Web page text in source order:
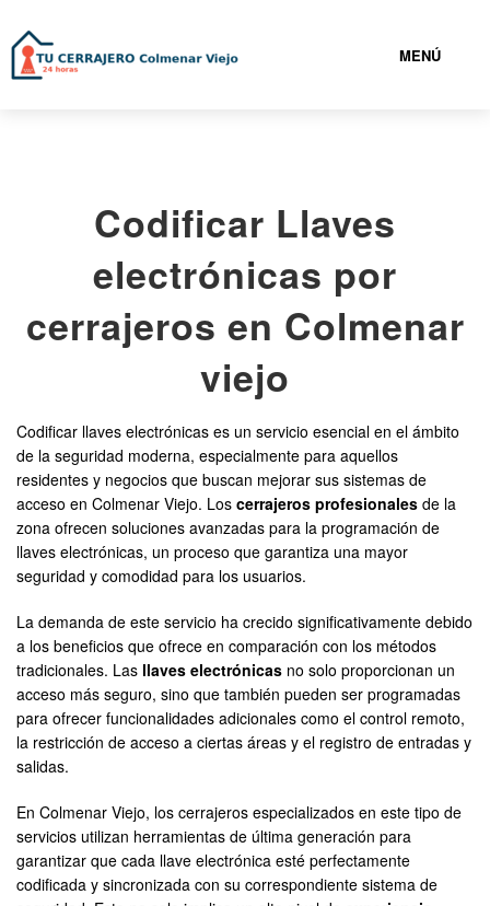
MENÚ
919930547
CERRAJEROS COLMENAR VIEJO BARATOS
SERVICIOS
Codificar Llaves
electrónicas por
cerrajeros en Colmenar
viejo
Codificar llaves electrónicas es un servicio esencial en el ámbito
de la seguridad moderna, especialmente para aquellos
residentes y negocios que buscan mejorar sus sistemas de
acceso en Colmenar Viejo. Los cerrajeros profesionales de la
zona ofrecen soluciones avanzadas para la programación de
llaves electrónicas, un proceso que garantiza una mayor
seguridad y comodidad para los usuarios.
La demanda de este servicio ha crecido significativamente debido
a los beneficios que ofrece en comparación con los métodos
tradicionales. Las llaves electrónicas no solo proporcionan un
acceso más seguro, sino que también pueden ser programadas
para ofrecer funcionalidades adicionales como el control remoto,
la restricción de acceso a ciertas áreas y el registro de entradas y
salidas.
En Colmenar Viejo, los cerrajeros especializados en este tipo de
servicios utilizan herramientas de última generación para
garantizar que cada llave electrónica esté perfectamente
codificada y sincronizada con su correspondiente sistema de